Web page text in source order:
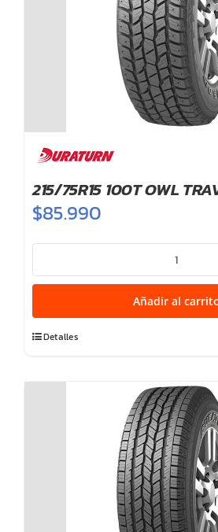
215/75R15 100T OWL
$85.990
100T
OWL
A/T
cantidad
Añadir al
Detalles